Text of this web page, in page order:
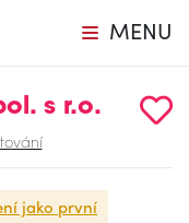
MENU
s r.o.
jako první